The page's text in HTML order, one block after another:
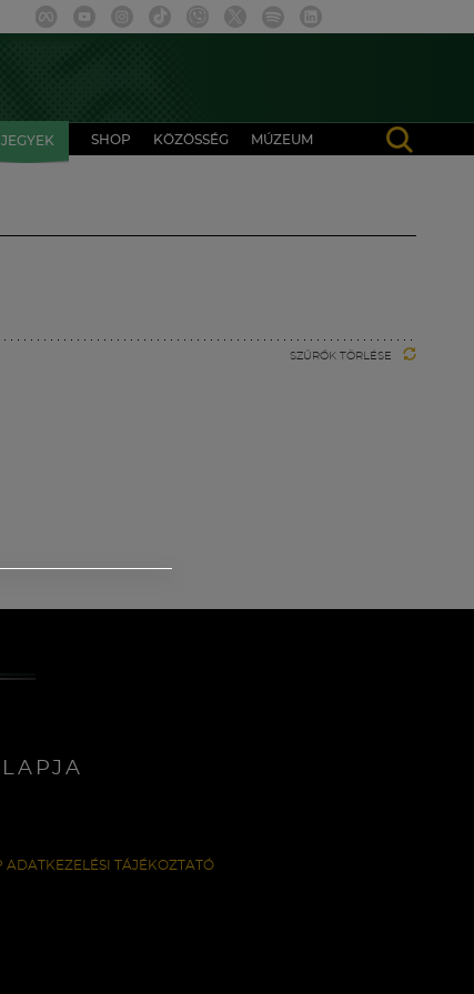
JEGYEK SHOP KÖZÖSSÉG MÚZEUM
SZŰRŐK TÖRLÉSE
ADATKEZELÉSI TÁJÉKOZTATÓ